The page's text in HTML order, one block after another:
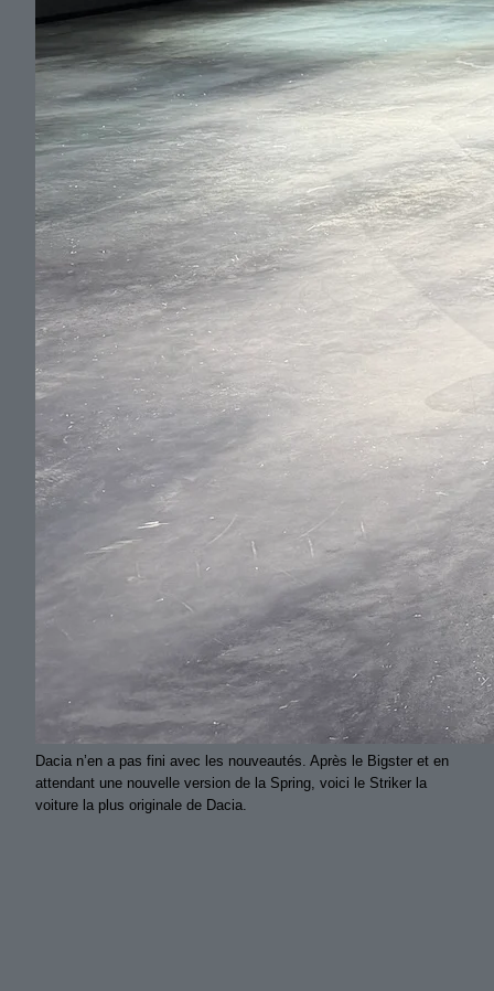
Dacia n’en a pas fini avec les nouveautés. Après le Bigster et en
attendant une nouvelle version de la Spring, voici le Striker la
voiture la plus originale de Dacia.